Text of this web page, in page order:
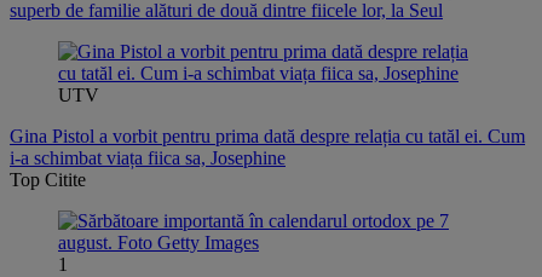
superb de familie alături de două dintre fiicele lor, la Seul
UTV
Gina Pistol a vorbit pentru prima dată despre relația cu tatăl ei. Cum
i-a schimbat viața fiica sa, Josephine
Top Citite
1